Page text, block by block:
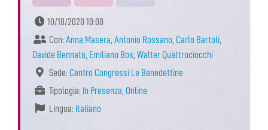
10/10/2020 10:00
Con: Anna Masera, Antonio Rossano, Carlo Bartoli,
Davide Bennato, Emiliano Bos, Walter Quattrociocchi
Sede: Centro Congressi Le Benedettine
Tipologia: In Presenza, Online
Lingua: Italiano